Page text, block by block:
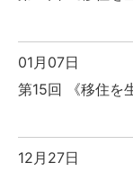
01月07日
第15回 《移住を
12月27日